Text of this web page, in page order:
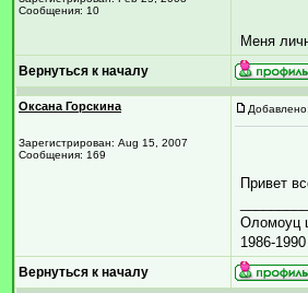
Сообщения: 10
Меня
Вернуться к началу
Оксана Горскина
Зарегистрирован: Aug 15, 2007
Сообщения: 169
Привет
Оломоуц
1986-
Вернуться к началу